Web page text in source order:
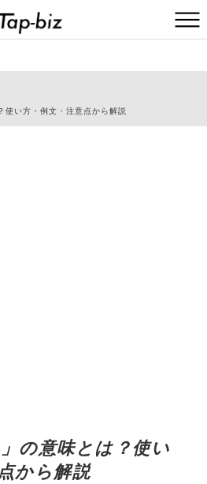
使い方・例文・注意点から解説
の意味とは？使い
から解説